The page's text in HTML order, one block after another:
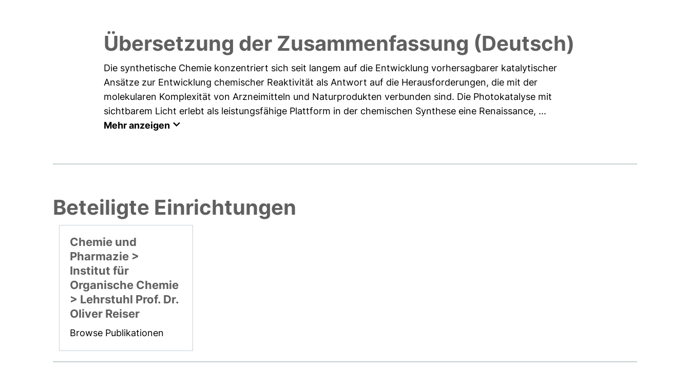
Übersetzung der Zusammenfassung (Deutsch)
Die synthetische Chemie konzentriert sich seit langem auf die Entwicklung vorhersagbarer katalytischer
Ansätze zur Entwicklung chemischer Reaktivität als Antwort auf die Herausforderungen, die mit der
molekularen Komplexität von Arzneimitteln und Naturprodukten verbunden sind. Die Photokatalyse mit
sichtbarem Licht erlebt als leistungsfähige Plattform in der chemischen Synthese eine Renaissance, ...
Mehr anzeigen
Beteiligte Einrichtungen
Chemie und
Pharmazie >
Institut für
Organische Chemie
> Lehrstuhl Prof. Dr.
Oliver Reiser
Browse Publikationen